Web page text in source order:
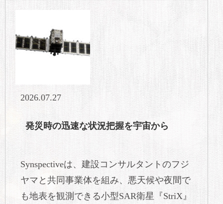
2026.07.27
発災時の迅速な状況把握を宇宙から
Synspectiveは、建設コンサルタントのフジ
ヤマと共同事業体を組み、悪天候や夜間で
も地表を観測できる小型SAR衛星『StriX』